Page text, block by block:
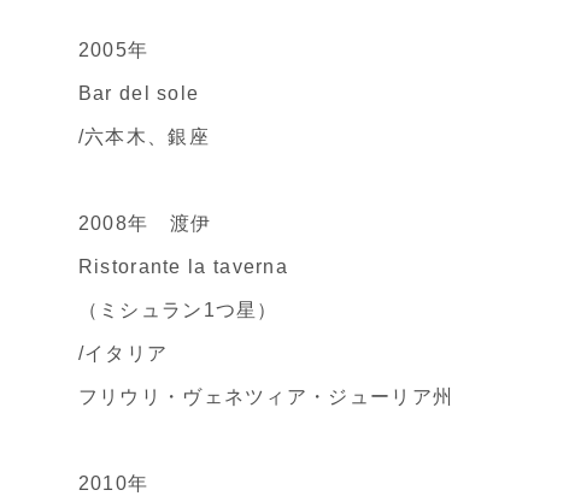
2005年
Bar del sole
/六本木、銀座
2008年 渡伊
Ristorante la taverna
（ミシュラン1つ星）
/イタリア
フリウリ・ヴェネツィア・ジューリア州
2010年